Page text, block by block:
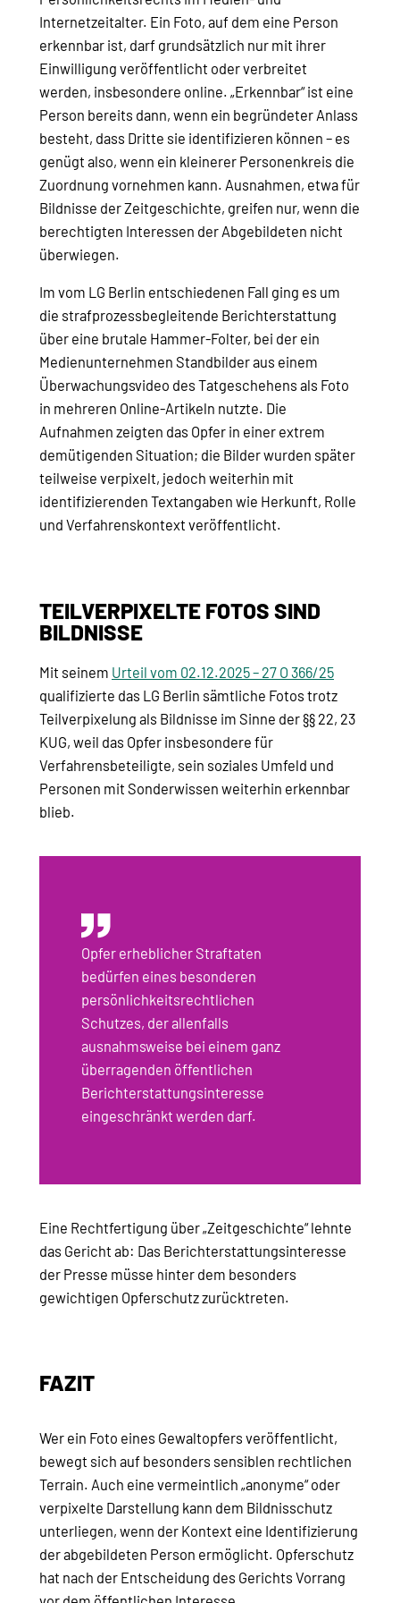
Internetzeitalter. Ein Foto, auf dem eine Person
erkennbar ist, darf grundsätzlich nur mit ihrer
Einwilligung veröffentlicht oder verbreitet
werden, insbesondere online. „Erkennbar“ ist eine
Person bereits dann, wenn ein begründeter Anlass
besteht, dass Dritte sie identifizieren können – es
genügt also, wenn ein kleinerer Personenkreis die
Zuordnung vornehmen kann. Ausnahmen, etwa für
Bildnisse der Zeitgeschichte, greifen nur, wenn die
berechtigten Interessen der Abgebildeten nicht
überwiegen.
Im vom LG Berlin entschiedenen Fall ging es um
die strafprozessbegleitende Berichterstattung
über eine brutale Hammer-Folter, bei der ein
Medienunternehmen Standbilder aus einem
Überwachungsvideo des Tatgeschehens als Foto
in mehreren Online-Artikeln nutzte. Die
Aufnahmen zeigten das Opfer in einer extrem
demütigenden Situation; die Bilder wurden später
teilweise verpixelt, jedoch weiterhin mit
identifizierenden Textangaben wie Herkunft, Rolle
und Verfahrenskontext veröffentlicht.
TEILVERPIXELTE FOTOS SIND
BILDNISSE
Mit seinem Urteil vom 02.12.2025 – 27 O 366/25
qualifizierte das LG Berlin sämtliche Fotos trotz
Teilverpixelung als Bildnisse im Sinne der §§ 22, 23
KUG, weil das Opfer insbesondere für
Verfahrensbeteiligte, sein soziales Umfeld und
Personen mit Sonderwissen weiterhin erkennbar
blieb. ​
Opfer erheblicher Straftaten
bedürfen eines besonderen
persönlichkeitsrechtlichen
Schutzes, der allenfalls
ausnahmsweise bei einem ganz
überragenden öffentlichen
Berichterstattungsinteresse
eingeschränkt werden darf.
Eine Rechtfertigung über „Zeitgeschichte“ lehnte
das Gericht ab: Das Berichterstattungsinteresse
der Presse müsse hinter dem besonders
gewichtigen Opferschutz zurücktreten.
FAZIT
Wer ein Foto eines Gewaltopfers veröffentlicht,
bewegt sich auf besonders sensiblen rechtlichen
Terrain. Auch eine vermeintlich „anonyme“ oder
verpixelte Darstellung kann dem Bildnisschutz
unterliegen, wenn der Kontext eine Identifizierung
der abgebildeten Person ermöglicht. Opferschutz
hat nach der Entscheidung des Gerichts Vorrang